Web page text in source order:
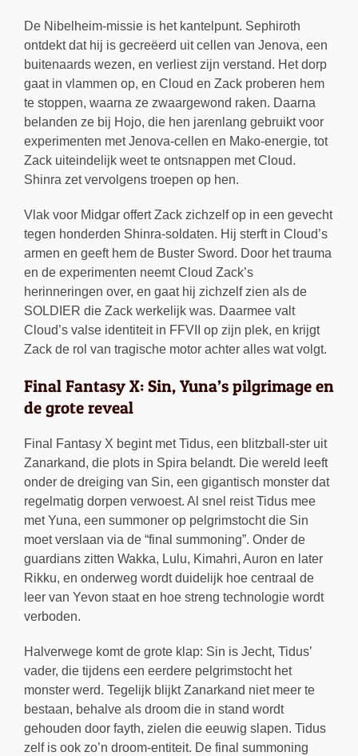
De Nibelheim-missie is het kantelpunt. Sephiroth
ontdekt dat hij is gecreëerd uit cellen van Jenova, een
buitenaards wezen, en verliest zijn verstand. Het dorp
gaat in vlammen op, en Cloud en Zack proberen hem
te stoppen, waarna ze zwaargewond raken. Daarna
belanden ze bij Hojo, die hen jarenlang gebruikt voor
experimenten met Jenova-cellen en Mako-energie, tot
Zack uiteindelijk weet te ontsnappen met Cloud.
Shinra zet vervolgens troepen op hen.
Vlak voor Midgar offert Zack zichzelf op in een gevecht
tegen honderden Shinra-soldaten. Hij sterft in Cloud’s
armen en geeft hem de Buster Sword. Door het trauma
en de experimenten neemt Cloud Zack’s
herinneringen over, en gaat hij zichzelf zien als de
SOLDIER die Zack werkelijk was. Daarmee valt
Cloud’s valse identiteit in FFVII op zijn plek, en krijgt
Zack de rol van tragische motor achter alles wat volgt.
Final Fantasy X: Sin, Yuna’s pilgrimage en
de grote reveal
Final Fantasy X begint met Tidus, een blitzball-ster uit
Zanarkand, die plots in Spira belandt. Die wereld leeft
onder de dreiging van Sin, een gigantisch monster dat
regelmatig dorpen verwoest. Al snel reist Tidus mee
met Yuna, een summoner op pelgrimstocht die Sin
moet verslaan via de “final summoning”. Onder de
guardians zitten Wakka, Lulu, Kimahri, Auron en later
Rikku, en onderweg wordt duidelijk hoe centraal de
leer van Yevon staat en hoe streng technologie wordt
verboden.
Halverwege komt de grote klap: Sin is Jecht, Tidus’
vader, die tijdens een eerdere pelgrimstocht het
monster werd. Tegelijk blijkt Zanarkand niet meer te
bestaan, behalve als droom die in stand wordt
gehouden door fayth, zielen die eeuwig slapen. Tidus
zelf is ook zo’n droom-entiteit. De final summoning